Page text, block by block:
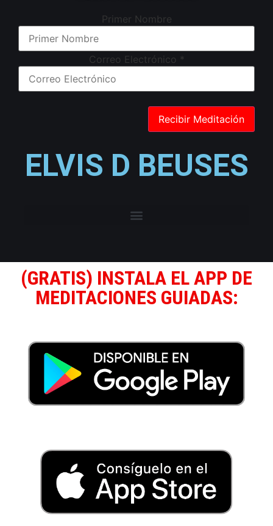
Primer Nombre
Correo Electrónico *
ELVIS D BEUSES
(GRATIS) INSTALA EL APP DE
MEDITACIONES GUIADAS: